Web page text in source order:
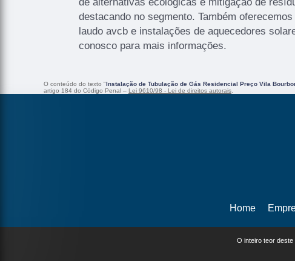
destacando no segmento. Também
laudo avcb e instalações de aquecedores
conosco para mais informações.
O conteúdo do texto "Instalação de Tubulação de Gás Residencial Preço Vila
artigo 184 do Código Penal – Lei 9610/98 - Lei de direitos autorais
Home
O inteiro teor